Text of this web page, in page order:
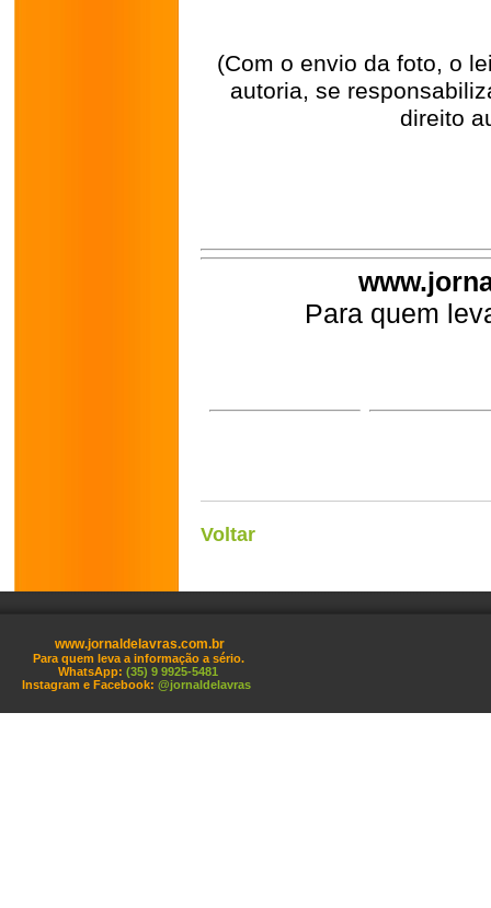
(Com o envio da foto, o
autoria, se
direito
Para quem
Voltar
www.jornaldelavras.com.br
Para quem leva a informação a sério.
WhatsApp: (35) 9 9925-5481
Instagram e Facebook: @jornaldelavras